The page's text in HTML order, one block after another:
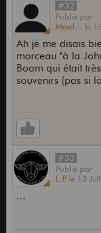
#32
Publié par
Mael... le
Ah je me disais
morceau "à la
Boom qui était
souvenirs (pas si
#33
Publié par
L.P. le 13
...